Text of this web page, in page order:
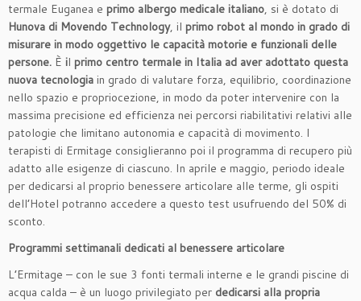
termale Euganea e primo albergo medicale italiano, si è dotato di
Hunova di Movendo Technology, il primo robot al mondo in grado di
misurare in modo oggettivo le capacità motorie e funzionali delle
persone. È il primo centro termale in Italia ad aver adottato questa
nuova tecnologia in grado di valutare forza, equilibrio, coordinazione
nello spazio e propriocezione, in modo da poter intervenire con la
massima precisione ed efficienza nei percorsi riabilitativi relativi alle
patologie che limitano autonomia e capacità di movimento. I
terapisti di Ermitage consiglieranno poi il programma di recupero più
adatto alle esigenze di ciascuno. In aprile e maggio, periodo ideale
per dedicarsi al proprio benessere articolare alle terme, gli ospiti
dell’Hotel potranno accedere a questo test usufruendo del 50% di
sconto.
Programmi settimanali dedicati al benessere articolare
L’Ermitage – con le sue 3 fonti termali interne e le grandi piscine di
acqua calda – è un luogo privilegiato per dedicarsi alla propria